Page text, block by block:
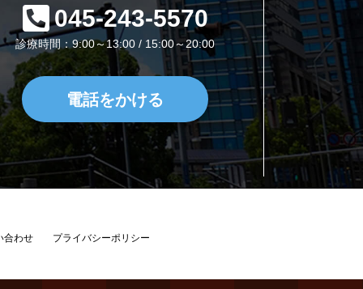
045-243-5570
診療時間：9:00～13:00 / 15:00～20:00
電話をかける
合わせ プライバシーポリシー